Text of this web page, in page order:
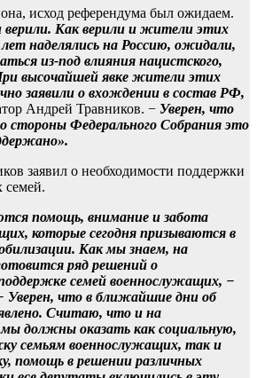
исход референдума был ожидаем.
Как верили и жители этих
наделялись на Россию, ожидали,
из-под влияния нацистского,
высочайшей явке жители этих
заявили о вхождении в состав РФ,
Андрей Травников. − Уверен, что
стороны Федерального Собрания это
заявил о необходимости поддержки
семей.
помощь, внимание и забота
которые сегодня призываются в
Как мы знаем, на
ряд решений о
семей военнослужащих, −
Уверен, что в ближайшие дни об
Считаю, что и на
мы должны оказать как социальную,
семьям военнослужащих, так и
помощь в решении различных